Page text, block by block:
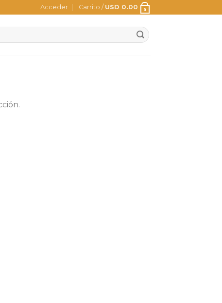
Acceder Carrito / USD 0.00 0